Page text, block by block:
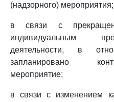
(надзорного) мероприятия;
в связи с
индивидуальным
деятельности, в
запланировано
мероприятие;
в связи с изменением